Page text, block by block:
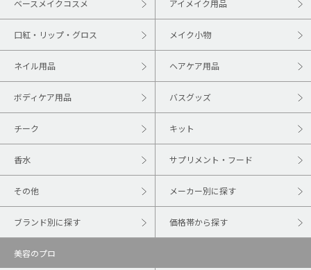
ベースメイクコスメ アイメイク用品
口紅・リップ・グロス メイク小物
ネイル用品 ヘアケア用品
ボディケア用品 バスグッズ
チーク キット
香水 サプリメント・フード
その他 メーカー別に探す
ブランド別に探す 価格帯から探す
美容のプロ